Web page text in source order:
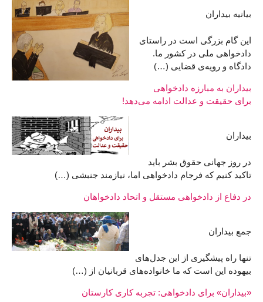
بیانیه بیداران
این گام بزرگی است در راستای
دادخواهی ملی در کشور ما.
دادگاه و رویه‌ی قضایی (…)
بیداران به مبارزه دادخواهی
برای حقیقت و عدالت ادامه می‌دهد!
بیداران
در روز جهانی حقوق بشر باید
تاکید کنیم که فرجام دادخواهی اما، نیازمند جنبشی (…)
در دفاع از دادخواهی مستقل و اتحاد دادخواهان
جمع بیداران
تنها راه پيشگيری از اين جدل‌های
بيهوده اين است که ما خانواده‌های قربانيان از (…)
«بیداران» برای دادخواهی: تجربه کاری کارستان